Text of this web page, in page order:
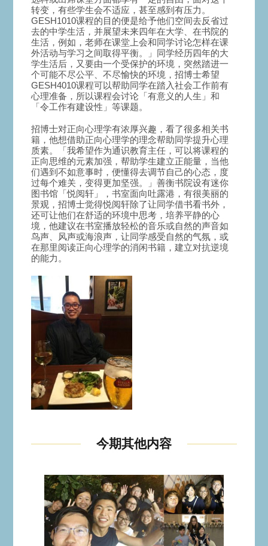
转变，有些学生会不适应，甚至感到有压力。
GESH1010课程的目的便是给予他们空间去反省过
去的中学生活，并展望未来四年在大学、在书院的
生活，例如，老师在课堂上会和同学讨论怎样在课
外活动与学习之间取得平衡。」同学经历四年的大
学生活后，又要由一个受保护的环境，突然踏进一
个可能不尽公平、不尽愉快的环境，招博士希望
GESH4010课程可以帮助同学在踏入社会工作前有
心理准备，所以课程会讨论「有意义的人生」和
「令工作有建设性」等课题。
招博士对正向心理学有浓厚兴趣，看了很多相关书
籍，他想借助正向心理学的理念帮助同学提升心理
质素。「我希望作为通识教育主任，可以将课程的
正向思维的元素加强，帮助学生建立正能量，当他
们遇到不如意事时，便懂得去调节自己的心态，度
过每个难关，变得更加坚强。」善衡书院设有迷你
图书馆「悦阅轩」，书室面向吐露港，有很美丽的
景观，招博士觉得悦阅轩除了让同学借书看书外，
还可让他们在舒适的环境中思考，培养平静的心
境，他建议在书室播放轻松的音乐或自然的声音如
鸟声、风声或海浪声，让同学感受自然的气氛，或
在那里阅读正向心理学的消闲书籍，建立对抗逆境
的能力。
今期其他内容